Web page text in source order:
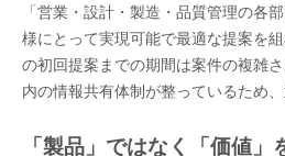
「営業・設計・製造・品質管理の各
様にとって実現可能で最適な提案を
の初回提案までの期間は案件の複雑
内の情報共有体制が整っているため
「製品」ではなく「価値」